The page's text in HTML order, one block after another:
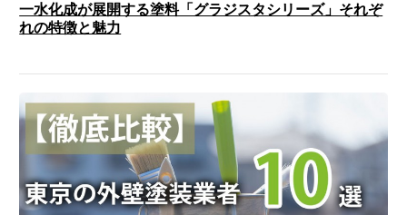
一水化成が展開する塗料「グラジスタシリーズ」それぞ
れの特徴と魅力